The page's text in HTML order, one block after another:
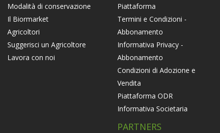
Modalità di conservazione
Il Biormarket
Agricoltori
Suggerisci un Agricoltore
Lavora con noi
Piattaforma
Termini e Condizioni -
Abbonamento
Informativa Privacy -
Abbonamento
Condizioni di Adozione e
Vendita
Piattaforma ODR
Informativa Societaria
PARTNERS